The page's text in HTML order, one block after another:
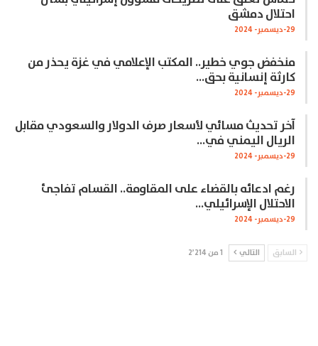
احتلال دمشق
29-ديسمبر- 2024
منخفض جوي خطير.. المكتب الإعلامي في غزة يحذر من
كارثة إنسانية بحق…
29-ديسمبر- 2024
آخر تحديث مسائي لأسعار صرف الدولار والسعودي مقابل
الريال اليمني في…
29-ديسمبر- 2024
رغم ادعائه بالقضاء على المقاومة.. القسام تفاجئ
الاحتلال الإسرائيلي…
29-ديسمبر- 2024
السابق التالي 1 من 2٬214